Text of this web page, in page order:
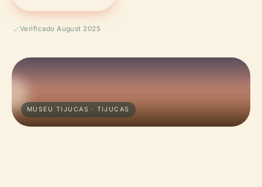
Verificado August 2025
MUSEU TIJUCAS · TIJUCAS